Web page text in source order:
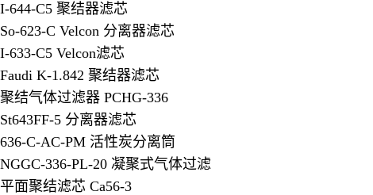
I-644-C5 聚结器滤芯
So-623-C Velcon 分离器滤芯
I-633-C5 Velcon滤芯
Faudi K-1.842 聚结器滤芯
聚结气体过滤器 PCHG-336
St643FF-5 分离器滤芯
636-C-AC-PM 活性炭分离筒
NGGC-336-PL-20 凝聚式气体过滤
平面聚结滤芯 Ca56-3